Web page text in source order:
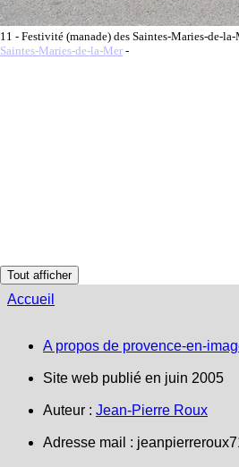
11 - Festivité (manade) des Saintes-Maries-de-la-
Saintes-Maries-de-la-Mer -
Tout afficher
Accueil
A propos de provence-en-
Site web publié en juin 2005
Auteur : Jean-Pierre Roux
Adresse mail :